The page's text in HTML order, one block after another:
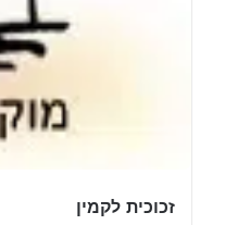
זכוכית לקמין